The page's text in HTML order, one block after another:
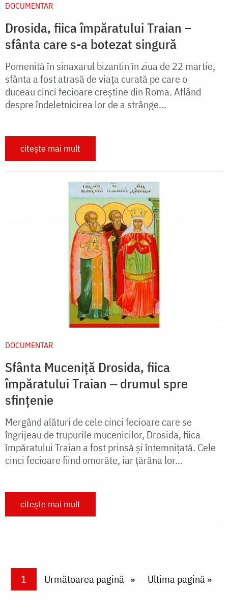
DOCUMENTAR
Drosida, fiica împăratului Traian –
sfânta care s-a botezat singură
Pomenită în sinaxarul bizantin în ziua de 22 martie,
sfânta a fost atrasă de viaţa curată pe care o
duceau cinci fecioare creştine din Roma. Aflând
despre îndeletnicirea lor de a strânge...
citește mai mult
DOCUMENTAR
Sfânta Muceniță Drosida, fiica
împăratului Traian ‒ drumul spre
sfințenie
Mergând alături de cele cinci fecioare care se
îngrijeau de trupurile mucenicilor, Drosida, fiica
împăratului Traian a fost prinsă și întemnițată. Cele
cinci fecioare fiind omorâte, iar țărâna lor...
citește mai mult
PaginareCurrent page
1 Next page
Următoarea pagină Last page
Ultima pagină »